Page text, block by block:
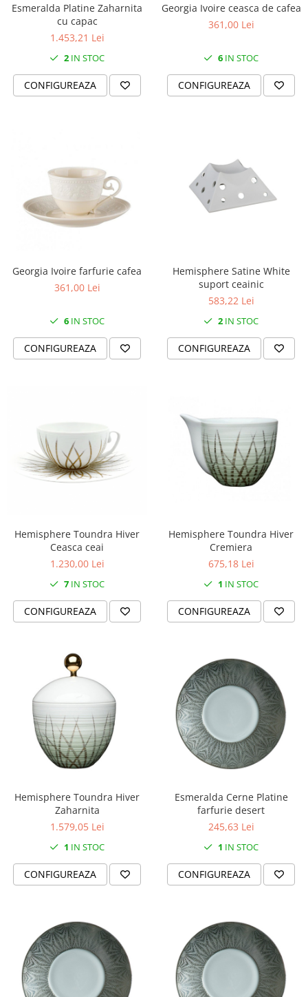
Esmeralda Platine Zaharnita
cu capac
1.453,21 Lei
2 IN STOC
CONFIGUREAZA
Georgia Ivoire ceasca de cafea
361,00 Lei
6 IN STOC
CONFIGUREAZA
Georgia Ivoire farfurie cafea
361,00 Lei
6 IN STOC
CONFIGUREAZA
Hemisphere Satine White
suport ceainic
583,22 Lei
2 IN STOC
CONFIGUREAZA
Hemisphere Toundra Hiver
Ceasca ceai
1.230,00 Lei
7 IN STOC
CONFIGUREAZA
Hemisphere Toundra Hiver
Cremiera
675,18 Lei
1 IN STOC
CONFIGUREAZA
Hemisphere Toundra Hiver
Zaharnita
1.579,05 Lei
1 IN STOC
CONFIGUREAZA
Esmeralda Cerne Platine
farfurie desert
245,63 Lei
1 IN STOC
CONFIGUREAZA